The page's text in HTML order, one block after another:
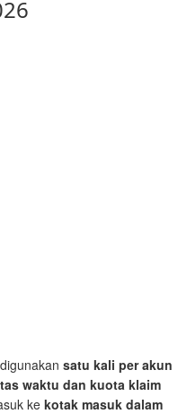
satu kali per akun
waktu dan kuota klaim
ke kotak masuk dalam